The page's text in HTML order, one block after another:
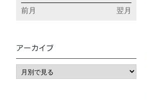
前月 翌月
アーカイブ